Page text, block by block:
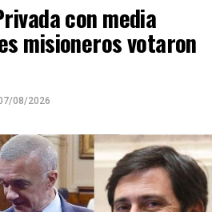
con media
misioneros votaron
08/2026